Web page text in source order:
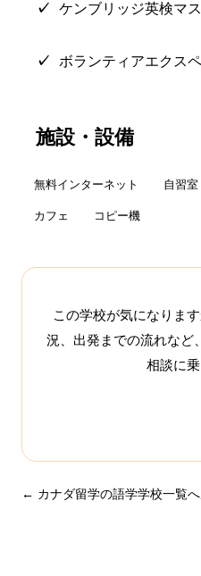
ケンブリッジ英検マ
ボランティアエクス
施設・設備
無料インターネット 自習室
カフェ コピー機
この学校が気になりま
況、出発までの流れなど
相談に乗
← カナダ留学の語学学校一覧